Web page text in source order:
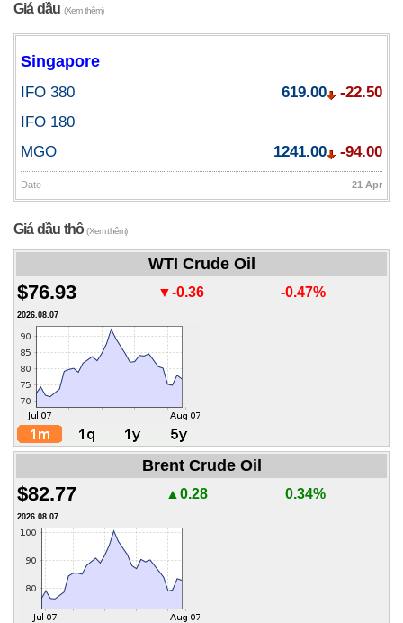
Giá dầu (Xem thêm)
Singapore
IFO 380 619.00
-22.50
IFO 180
MGO
1241.00 -94.00
Date 21 Apr
Giá dầu thô(Xem thêm)
WTI Crude Oil
$76.93 ▼-0.36 -0.47%
2026.08.07
Brent Crude Oil
$82.77 ▲0.28 0.34%
2026.08.07